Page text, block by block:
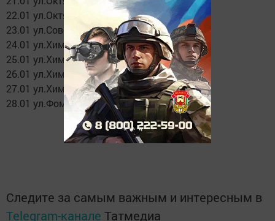
22.01 ул.Октябрьская 6,8,10
23.01 ул.Советская 2,4,4а,6,8
24.01 ул.Химиков 1,11 и Юбилейная 4
25.01 ул.Химиков 2,6,7,8,9
26.01 ул.Химиков 3,4,5
27.01 ул.Химиков 10 и ул. Фомина 18
28.01 ул.Фомина 13,15,а,б
Следите за самым важным и интересным в
Telegram-канале Татмедиа